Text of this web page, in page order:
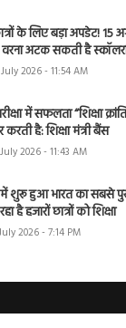
के लिए बड़ा अपडेट!
अटक सकती है
2026 - 11:54 AM
में सफलता “शिक्षा
करती है: शिक्षा मंत्री बैंस
2026 - 11:43 AM
में शुरू हुआ भारत का सबसे
है हजारों छात्रों को शिक्षा
2026 - 7:14 PM